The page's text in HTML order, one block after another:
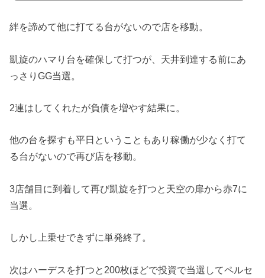
ている台があったので少しウロウロしていると空いた。711ゲー...
絆を諦めて他に打てる台がないので店を移動。
凱旋のハマり台を確保して打つが、天井到達する前にあ
っさりGG当選。
2連はしてくれたが負債を増やす結果に。
他の台を探すも平日ということもあり稼働が少なく打て
る台がないので再び店を移動。
3店舗目に到着して再び凱旋を打つと天空の扉から赤7に
当選。
しかし上乗せできずに単発終了。
次はハーデスを打つと200枚ほどで投資で当選してペルセ